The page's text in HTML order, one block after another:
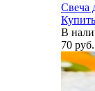
Свеча
Купить
В
70 руб.